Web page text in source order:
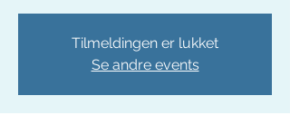
Tilmeldingen er lukket
Se andre events